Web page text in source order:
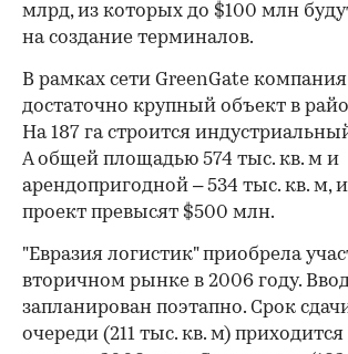
млрд, из которых до $100 млн
на создание терминалов.
В рамках сети GreenGate
достаточно крупный объект в
На 187 га строится
А общей площадью 574 тыс. кв. м и
арендопригодной – 534 тыс. кв. м,
проект превысят $500 млн.
"Евразия логистик" приобрела
вторичном рынке в 2006 году.
запланирован поэтапно. Срок
очереди (211 тыс. кв. м)